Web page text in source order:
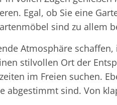
Egal, ob Sie eine
sind zu allem
Atmosphäre
stilvollen Ort der
im Freien suchen.
abgestimmt sind. Von